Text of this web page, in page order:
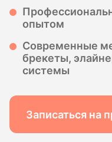
опытом
Современные
брекеты,
системы
Записаться на